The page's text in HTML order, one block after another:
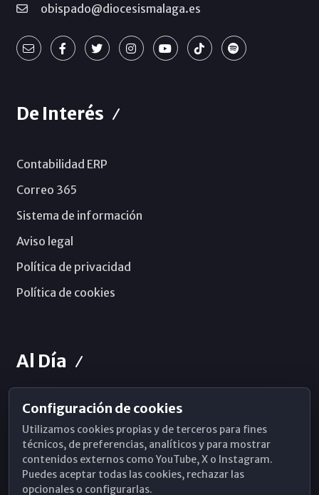
obispado@diocesismalaga.es
De Interés
Contabilidad ERP
Correo 365
Sistema de información
Aviso legal
Política de privacidad
Política de cookies
Al Día
Horarios de Misa
Hemeroteca
WhatsApp
Configuración de cookies
Utilizamos cookies propias y de terceros para fines
técnicos, de preferencias, analíticos y para mostrar
contenidos externos como YouTube, X o Instagram.
Puedes aceptar todas las cookies, rechazar las
opcionales o configurarlas.